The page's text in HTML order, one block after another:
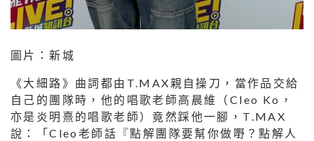
圖片：新城
《大細路》曲詞都由T.MAX親自操刀，當作品交給
自己的團隊時，他的唱歌老師高晨維（Cleo Ko，
亦是炎明熹的唱歌老師）竟然踩他一腳，T.MAX
說：「Cleo老師話『點解團隊要幫你做嘢？點解人